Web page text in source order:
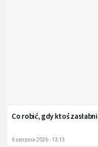
Co robić, gdy ktoś
6 sierpnia 2026 - 13:13